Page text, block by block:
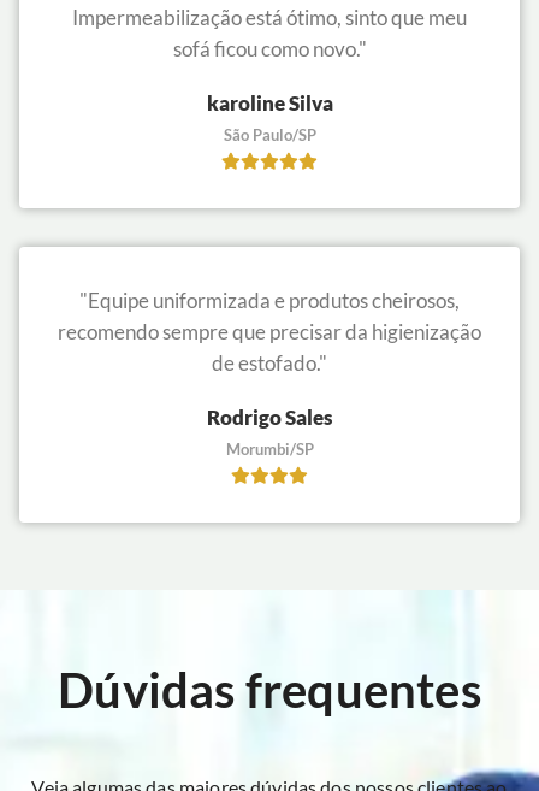
Impermeabilização está ótimo, sinto que meu
sofá ficou como novo."
karoline Silva
São Paulo/SP
"Equipe uniformizada e produtos cheirosos,
recomendo sempre que precisar da higienização
de estofado."
Rodrigo Sales
Morumbi/SP
Dúvidas frequentes